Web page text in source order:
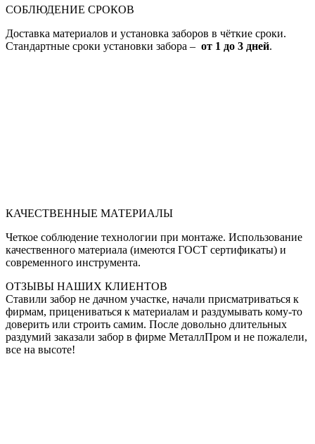
СОБЛЮДЕНИЕ СРОКОВ
Доставка материалов и установка заборов в чёткие сроки.
Стандартные сроки установки забора – от 1 до 3 дней.
КАЧЕСТВЕННЫЕ МАТЕРИАЛЫ
Четкое соблюдение технологии при монтаже. Использование
качественного материала (имеются ГОСТ сертификаты) и
современного инструмента.
ОТЗЫВЫ НАШИХ КЛИЕНТОВ
Ставили забор не дачном участке, начали присматриваться к
фирмам, прицениваться к материалам и раздумывать кому-то
доверить или строить самим. После довольно длительных
раздумий заказали забор в фирме МеталлПром и не пожалели,
все на высоте!